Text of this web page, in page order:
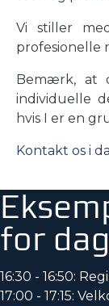
Vi stiller
profesionelle
Bemærk, at
individuelle
hvis I er en
Kontakt os i
for
16:30 - 16:50:
17:00 - 17:15: